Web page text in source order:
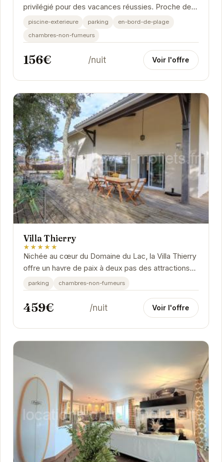
privilégié pour des vacances réussies. Proche de la
plage et du golf, il est parfait pour les...
piscine-exterieure parking
en-bord-de-plage
chambres-non-fumeurs
156€ /nuit Voir l'offre
Villa Thierry
★★★★★
Nichée au cœur du Domaine du Lac, la Villa Thierry
offre un havre de paix à deux pas des attractions
de Moliets-et-Maa. Son architecture...
parking chambres-non-fumeurs
459€ /nuit Voir l'offre